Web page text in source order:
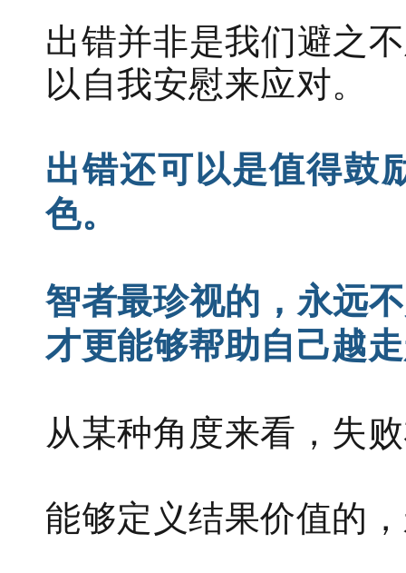
出错并非是我们避之
以自我安慰来应对。
出错还可以是值得鼓
色。
智者最珍视的，永远
才更能够帮助自己越
从某种角度来看，失
能够定义结果价值的